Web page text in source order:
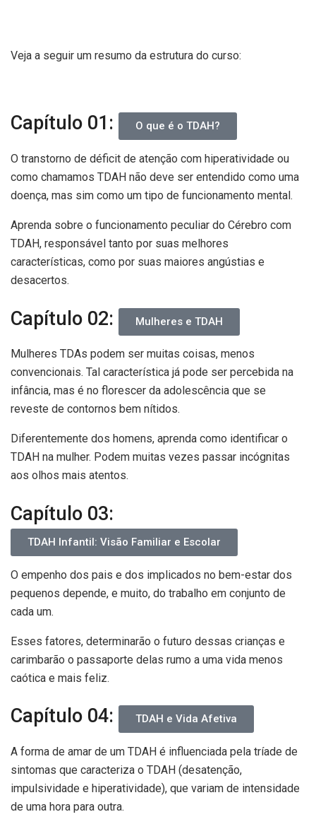
Veja a seguir um resumo da estrutura do curso:
Capítulo 01: O que é o TDAH?
O transtorno de déficit de atenção com hiperatividade ou
como chamamos TDAH não deve ser entendido como uma
doença, mas sim como um tipo de funcionamento mental.
Aprenda sobre o funcionamento peculiar do Cérebro com
TDAH, responsável tanto por suas melhores
características, como por suas maiores angústias e
desacertos.
Capítulo 02: Mulheres e TDAH
Mulheres TDAs podem ser muitas coisas, menos
convencionais. Tal característica já pode ser percebida na
infância, mas é no florescer da adolescência que se
reveste de contornos bem nítidos.
Diferentemente dos homens, aprenda como identificar o
TDAH na mulher. Podem muitas vezes passar incógnitas
aos olhos mais atentos.
Capítulo 03:
TDAH Infantil: Visão Familiar e Escolar
O empenho dos pais e dos implicados no bem-estar dos
pequenos depende, e muito, do trabalho em conjunto de
cada um.
Esses fatores, determinarão o futuro dessas crianças e
carimbarão o passaporte delas rumo a uma vida menos
caótica e mais feliz.
Capítulo 04: TDAH e Vida Afetiva
A forma de amar de um TDAH é influenciada pela tríade de
sintomas que caracteriza o TDAH (desatenção,
impulsividade e hiperatividade), que variam de intensidade
de uma hora para outra.